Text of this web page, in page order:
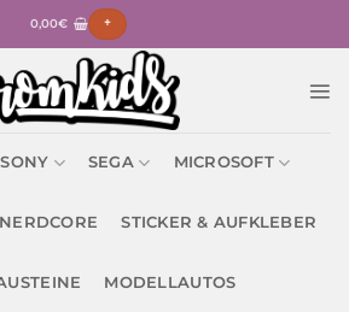
0,00€ +
SONY SEGA MICROSOFT
NERDCORE STICKER & AUFKLEBER
MODELLAUTOS